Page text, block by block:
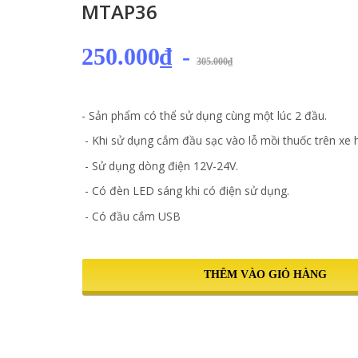
MTAP36
250.000₫ - 305.000₫
- Sản phẩm có thể sử dụng cùng một lúc 2 đầu.
- Khi sử dụng cắm đầu sạc vào lỗ mồi thuốc trên xe
- Sử dụng dòng điện 12V-24V.
- Có đèn LED sáng khi có điện sử dụng.
- Có đầu cắm USB
THÊM VÀO GIỎ HÀNG